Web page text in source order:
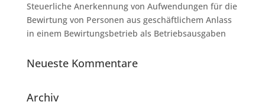
Steuerliche Anerkennung von Aufwendungen für die
Bewirtung von Personen aus geschäftlichem Anlass
in einem Bewirtungsbetrieb als Betriebsausgaben
Neueste Kommentare
Archiv